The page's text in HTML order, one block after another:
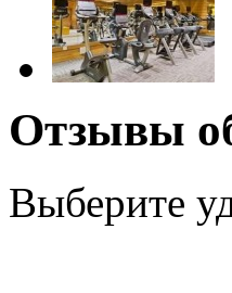
Отзывы
Выберите